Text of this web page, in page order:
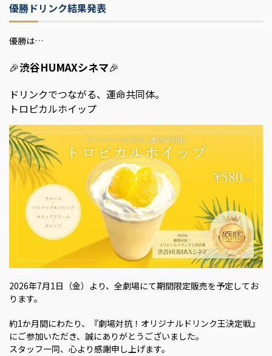
優勝ドリンク結果発表
優勝は…
🎉渋谷HUMAXシネマ🎉
ドリンクでつながる、運命共同体。
トロピカルホイップ
2026年7月1日（金）より、全劇場にて期間限定販売を予定してお
ります。
約1か月間にわたり、『劇場対抗！オリジナルドリンク王決定戦』
にご参加いただき、誠にありがとうございました。
スタッフ一同、心より感謝申し上げます。